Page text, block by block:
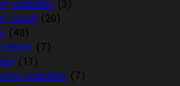
godbidder (3)
Snack (20)
(40)
(7)
(11)
godbidder (7)